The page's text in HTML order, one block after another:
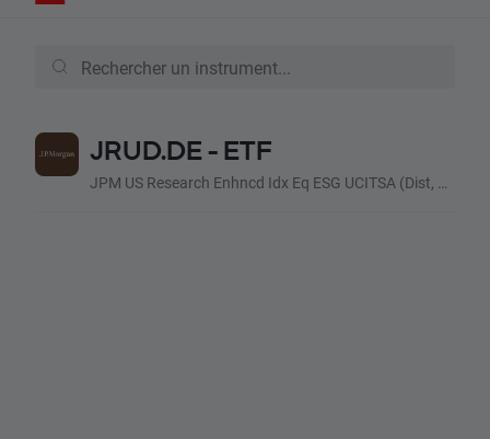
JRUD.DE - ETF
JPM US Research Enhncd Idx Eq ESG UCITSA (Dist, EUR)